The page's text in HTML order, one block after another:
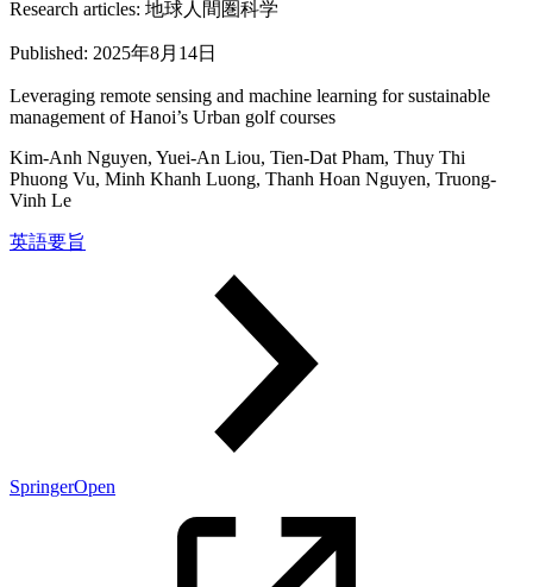
Research articles: 地球人間圏科学
Published: 2025年8月14日
Leveraging remote sensing and machine learning for sustainable
management of Hanoi’s Urban golf courses
Kim-Anh Nguyen, Yuei-An Liou, Tien-Dat Pham, Thuy Thi
Phuong Vu, Minh Khanh Luong, Thanh Hoan Nguyen, Truong-
Vinh Le
英語要旨
SpringerOpen